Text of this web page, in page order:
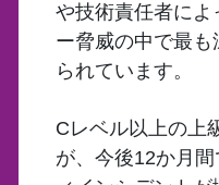
や技術責任者に
ー脅威の中で最
られています。
Cレベル以上の上
が、今後12か月